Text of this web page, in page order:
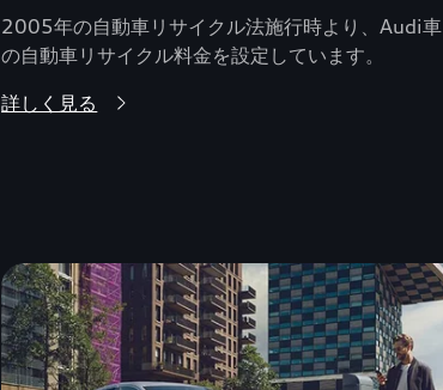
2005年の自動車リサイクル法施行時より、Audi車
の自動車リサイクル料金を設定しています。
詳しく見る